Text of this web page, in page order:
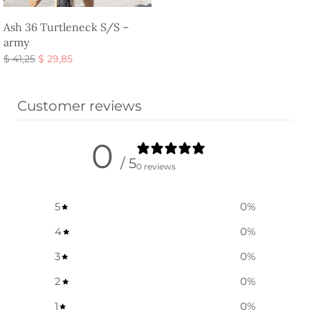
Ash 36 Turtleneck S/S –
army
$41,25 Ursprünglicher
$ 29,85Aktueller
Customer reviews
0 / 50 reviews
5 0%
4
0%
3
0%
2
0%
1
0%